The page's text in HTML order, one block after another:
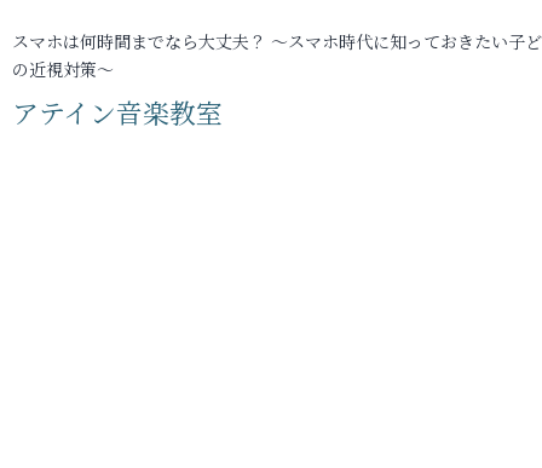
スマホは何時間までなら大丈夫？ ～スマホ時代に知っておきたい子
の近視対策～
アテイン音楽教室